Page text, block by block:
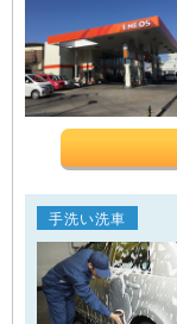
手洗い洗車